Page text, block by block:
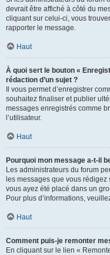
devrait être affiché à côté du
cliquant sur celui-ci, vous
rapporter le message.
Haut
À quoi sert le bouton «
rédaction d’un sujet ?
Il vous permet d’enregistrer
souhaitez finaliser et publier
messages enregistrés comme
l’utilisateur.
Haut
Pourquoi mon message a-t-il
Les administrateurs du forum
les messages que vous
vous ayez été placé dans un
Pour plus d’informations,
Haut
Comment puis-je remonter
En cliquant sur le lien «